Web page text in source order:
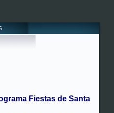
Fiestas de Santa